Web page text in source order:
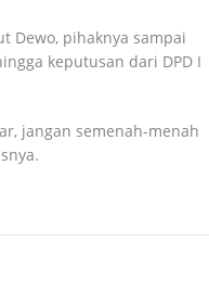
Dewo, pihaknya sampai
keputusan dari DPD I
jangan semenah-menah